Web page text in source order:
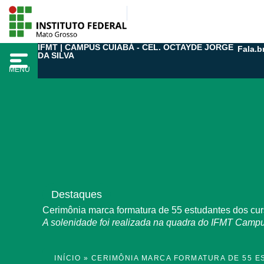
para
conteúdo
MENU
IFMT | CAMPUS CUIABÁ - CEL. OCTAYDE JORGE
DA SILVA
Destaques
Cerimônia marca formatura de 55 estudantes dos
A solenidade foi realizada na quadra do IFMT
INÍCIO » CERIMÔNIA MARCA FORMATURA DE 55